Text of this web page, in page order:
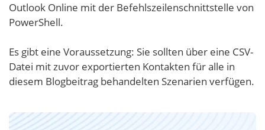
Outlook Online mit der Befehlszeilenschnittstelle von
PowerShell.
Es gibt eine Voraussetzung: Sie sollten über eine CSV-
Datei mit zuvor exportierten Kontakten für alle in
diesem Blogbeitrag behandelten Szenarien verfügen.